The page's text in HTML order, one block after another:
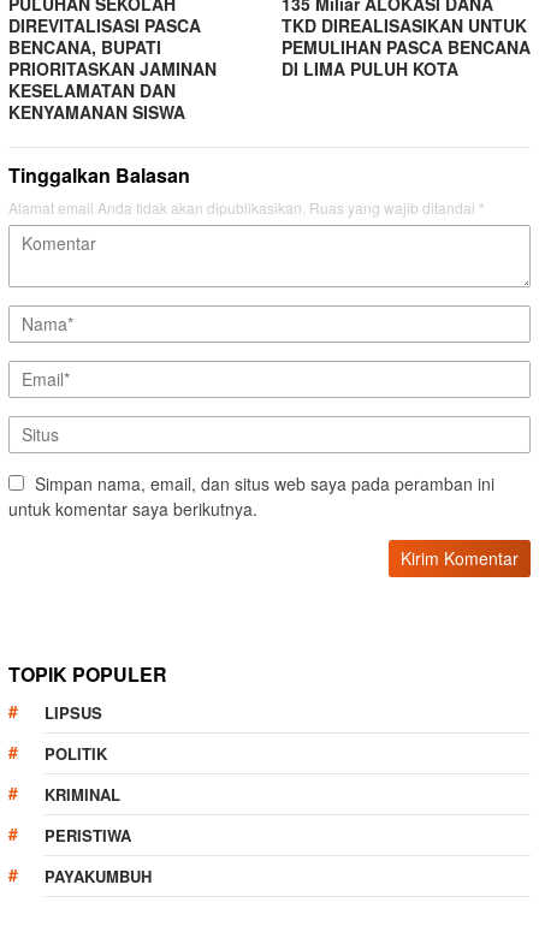
DIREVITALISASI PASCA
BENCANA, BUPATI
PRIORITASKAN JAMINAN
KESELAMATAN DAN
KENYAMANAN SISWA
TKD DIREALISASIKAN UNTUK
PEMULIHAN PASCA BENCANA
DI LIMA PULUH KOTA
Tinggalkan Balasan
Alamat email Anda tidak akan dipublikasikan. Ruas yang wajib ditandai *
Simpan nama, email, dan situs web saya pada peramban ini
untuk komentar saya berikutnya.
TOPIK POPULER
LIPSUS
POLITIK
KRIMINAL
PERISTIWA
PAYAKUMBUH